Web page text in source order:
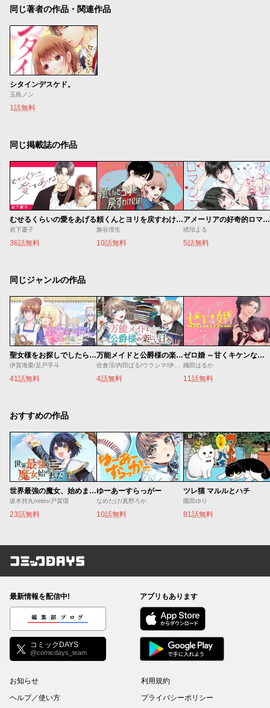
同じ著者の作品・関連作品
シタインデスケド。
玉島ノン
1話無料
同じ掲載誌の作品
むせるくらいの愛をあげる
岩下慶子
36話無料
頼くんとヨリを戻すわけには！
旗谷澄生
10話無料
アメーリアの好奇的ロマンス
琥珀よる
5話無料
同じジャンルの作品
聖女様をお探しでしたら妹で間違いありません。さあどうぞお連れください、今すぐ。
伊賀海栗/足戸手斗
41話無料
万能メイドと公爵様の楽しい日々
佐倉涼/内田ぱる/ウラシマ/伊藤テリヤキ
4話無料
ゼロ婚 ～甘くキケンな極秘任務～
織田はるか
11話無料
おすすめの作品
世界最強の魔女、始めました ～私だけ『攻略サイト』を見れる世界で自由に生きます～
坂木持丸/riritto/戸賀環
23話無料
ゆーあーすらっがー
なめたけ/真野ろか
10話無料
ツレ猫 マルルとハチ
園田ゆり
81話無料
コミックDAYS
最新情報を配信中!
編集部ブログ
コミックDAYS
@comicdays_team
アプリもあります
お知らせ
ヘルプ／使い方
利用規約
プライバシーポリシー